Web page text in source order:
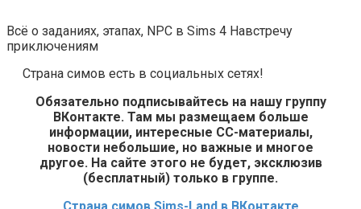
Всё о заданиях, этапах, NPC в Sims 4 Навстречу
приключениям
Страна симов есть в социальных сетях!
Обязательно подписывайтесь на нашу группу
ВКонтакте. Там мы размещаем больше
информации, интересные СС-материалы,
новости небольшие, но важные и многое
другое. На сайте этого не будет, эксклюзив
(бесплатный) только в группе.